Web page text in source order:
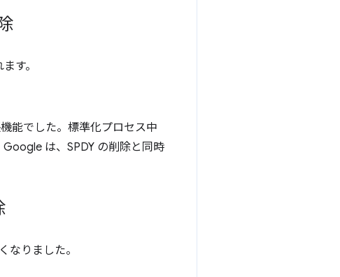
す。
能でした。標準化プロセス中
は、SPDY の削除と同時
なりました。